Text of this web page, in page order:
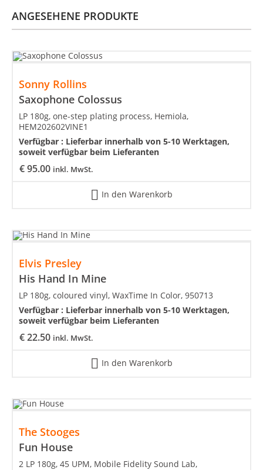
ANGESEHENE PRODUKTE
Sonny Rollins
Saxophone Colossus
€95.00 inkl. MwSt.
LP 180g, one-step plating process, Hemiola,
HEM202602VINE1
Verfügbar : Lieferbar innerhalb von 5-10 Werktagen,
soweit verfügbar beim Lieferanten
In den Warenkorb
Elvis Presley
His Hand In Mine
€22.50 inkl. MwSt.
LP 180g, coloured vinyl, WaxTime In Color, 950713
Verfügbar : Lieferbar innerhalb von 5-10 Werktagen,
soweit verfügbar beim Lieferanten
In den Warenkorb
The Stooges
Fun House
2 LP 180g, 45 UPM, Mobile Fidelity Sound Lab,